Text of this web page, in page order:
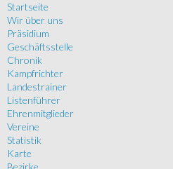
Startseite
Wir über uns
Präsidium
Geschäftsstelle
Chronik
Kampfrichter
Landestrainer
Listenführer
Ehrenmitglieder
Vereine
Statistik
Karte
Bezirke